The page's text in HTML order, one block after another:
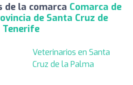
de la comarca Comarca de
de Santa Cruz de
Tenerife
Veterinarios en Santa
Cruz de la Palma